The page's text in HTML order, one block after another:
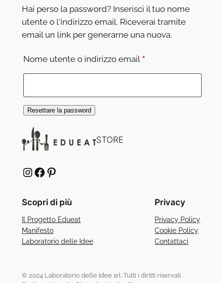
Hai perso la password? Inserisci il tuo nome
utente o l'indirizzo email. Riceverai tramite
email un link per generarne una nuova.
Nome utente o indirizzo email *Richiesto
Resettare la password
STORE
InstagramFacebook Pinterest
Scopri di più
Il Progetto Edueat
Manifesto
Laboratorio delle Idee
Privacy
Privacy Policy
Cookie Policy
Contattaci
© 2024 Laboratorio delle Idee srl. Tutti i diritti riservati.